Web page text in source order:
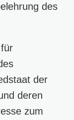
des
der
deren
zum